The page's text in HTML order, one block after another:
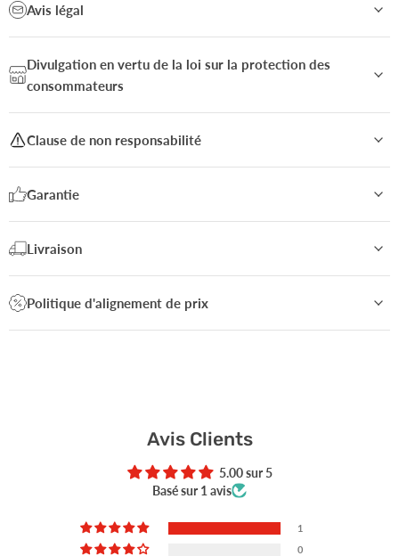
Avis légal
Divulgation en vertu de la loi sur la protection des
consommateurs
Clause de non responsabilité
Garantie
Livraison
Politique d'alignement de prix
Avis Clients
5.00 sur 5
Basé sur 1 avis
1
0